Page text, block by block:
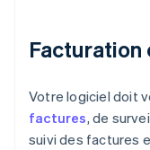
Facturation
Votre logiciel doit
factures, de
suivi des factures